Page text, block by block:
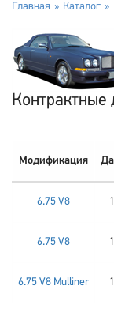
Главная Каталог
Контрактные
Модификация
6.75 V8
6.75 V8
6.75 V8 Mulliner